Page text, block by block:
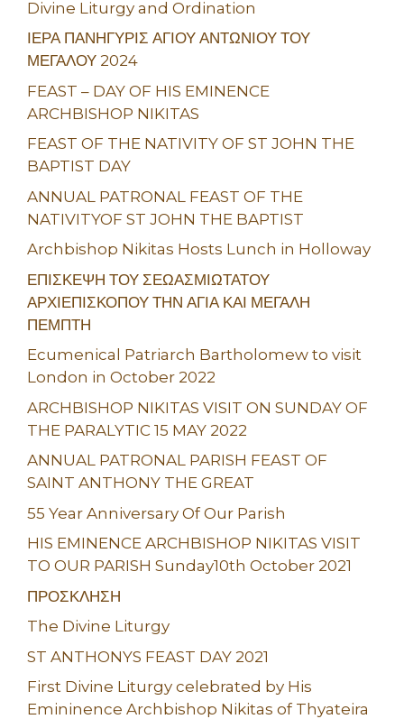
Divine Liturgy and Ordination
ΙΕΡΑ ΠΑΝΗΓΥΡΙΣ ΑΓΙΟΥ ΑΝΤΩΝΙΟΥ ΤΟΥ
ΜΕΓΑΛΟΥ 2024
FEAST – DAY OF HIS EMINENCE
ARCHBISHOP NIKITAS
FEAST OF THE NATIVITY OF ST JOHN THE
BAPTIST DAY
ANNUAL PATRONAL FEAST OF THE
NATIVITYOF ST JOHN THE BAPTIST
Archbishop Nikitas Hosts Lunch in Holloway
ΕΠΙΣΚΕΨΗ ΤΟΥ ΣΕΩΑΣΜΙΩΤΑΤΟΥ
ΑΡΧΙΕΠΙΣΚΟΠΟΥ ΤΗΝ ΑΓΙΑ ΚΑΙ ΜΕΓΑΛΗ
ΠΕΜΠΤΗ
Ecumenical Patriarch Bartholomew to visit
London in October 2022
ARCHBISHOP NIKITAS VISIT ON SUNDAY OF
THE PARALYTIC 15 MAY 2022
ANNUAL PATRONAL PARISH FEAST OF
SAINT ANTHONY THE GREAT
55 Year Anniversary Of Our Parish
HIS EMINENCE ARCHBISHOP NIKITAS VISIT
TO OUR PARISH Sunday10th October 2021
ΠΡΟΣΚΛΗΣΗ
The Divine Liturgy
ST ANTHONYS FEAST DAY 2021
First Divine Liturgy celebrated by His
Emininence Archbishop Nikitas of Thyateira